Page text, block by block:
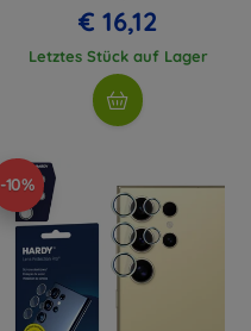
€ 16,12
Letztes Stück auf Lager
-10%